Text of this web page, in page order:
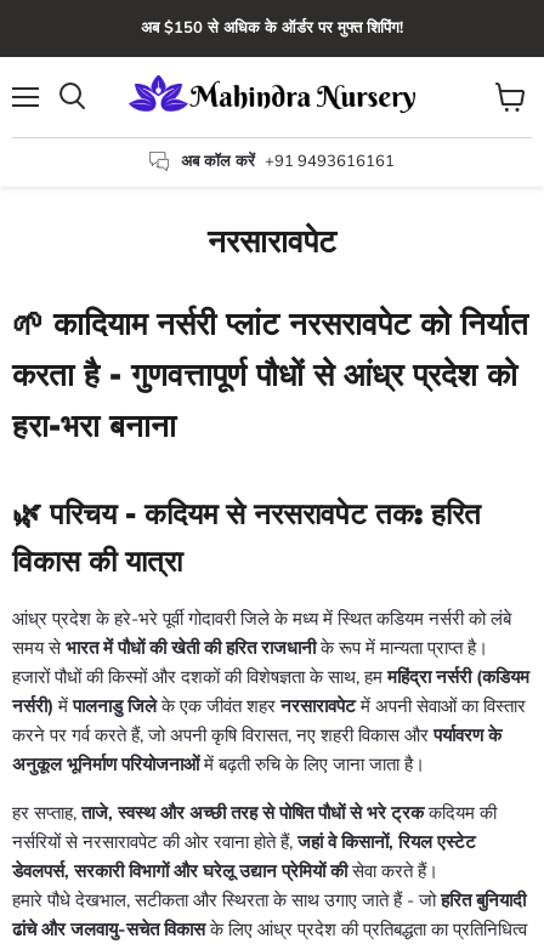
अब $150 से अधिक के ऑर्डर पर मुफ्त शिपिंग!
अब कॉल करें +91 9493616161
कार्ट
देंखे
नरसारावपेट
🌱कादियाम नर्सरी प्लांट नरसरावपेट को निर्यात
करता है - गुणवत्तापूर्ण पौधों से आंध्र प्रदेश को
हरा-भरा बनाना
🌿परिचय - कदियम से नरसरावपेट तक: हरित
विकास की यात्रा
आंध्र प्रदेश के हरे-भरे पूर्वी गोदावरी जिले के मध्य में स्थित कडियम नर्सरी को लंबे
समय सेभारत में पौधों की खेती की हरित राजधानीके रूप में मान्यता प्राप्त है।
हजारों पौधों की किस्मों और दशकों की विशेषज्ञता के साथ, हममहिंद्रा नर्सरी (कडियम
नर्सरी) मेंपालनाडु जिलेके एक जीवंत शहरनरसारावपेटमें अपनी सेवाओं का विस्तार
करने पर गर्व करते हैं, जो अपनी कृषि विरासत, नए शहरी विकास औरपर्यावरण के
अनुकूल भूनिर्माण परियोजनाओंमें बढ़ती रुचि के लिए जाना जाता है।
हर सप्ताह,ताजे, स्वस्थ और अच्छी तरह से पोषित पौधों से भरे ट्रककदियम की
नर्सरियों से नरसारावपेट की ओर रवाना होते हैं,जहां वे किसानों, रियल एस्टेट
डेवलपर्स, सरकारी विभागों और घरेलू उद्यान प्रेमियों कीसेवा करते हैं।
हमारे पौधे देखभाल, सटीकता और स्थिरता के साथ उगाए जाते हैं - जोहरित बुनियादी
ढांचे और जलवायु-सचेत विकासके लिए आंध्र प्रदेश की प्रतिबद्धता का प्रतिनिधित्व